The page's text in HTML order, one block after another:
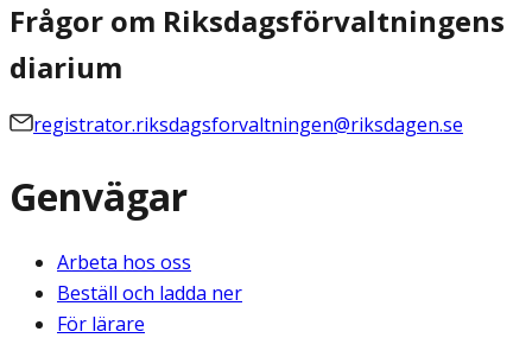
Frågor om Riksdagsförvaltningens
diarium
registrator.riksdagsforvaltningen@riksdagen.se
Genvägar
Arbeta hos oss
Beställ och ladda ner
För lärare